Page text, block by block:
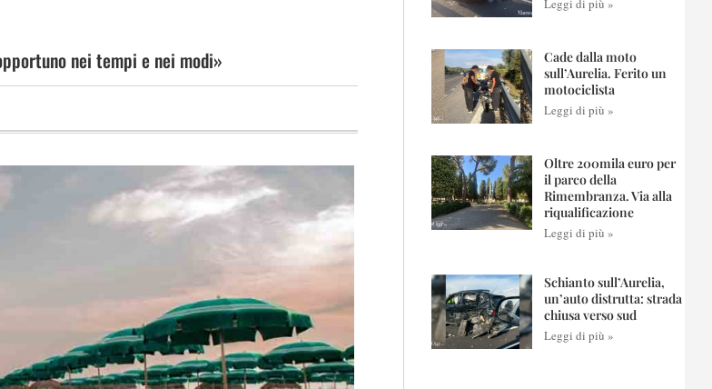
nei tempi e nei modi»
Leggi di più »
Cade dalla moto
sull’Aurelia. Ferito un
motociclista
Leggi di più »
Oltre 200mila euro per
il parco della
Rimembranza. Via alla
riqualificazione
Leggi di più »
Schianto sull’Aurelia,
un’auto distrutta: strada
chiusa verso sud
Leggi di più »